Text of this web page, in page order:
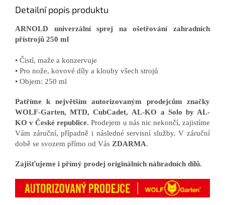
Detailní popis produktu
ARNOLD univerzální sprej na ošetřování zahradních
přístrojů 250 ml
• Čistí, maže a konzervuje
• Pro nože, kovové díly a klouby všech strojů
• Objem: 250 ml
Patříme k největším autorizovaným prodejcům značky
WOLF-Garten, MTD, CubCadet, AL-KO a Solo by AL-
KO v České republice.Prodejem u nás nic nekončí, zajistíme
Vám záruční, případně i následné servisní služby. V záruční
době se svozem přímo od Vás ZDARMA.
Zajišťujeme i přímý prodej originálních náhradních dílů.